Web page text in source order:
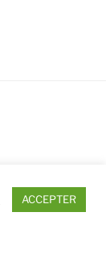
ACCEPTER